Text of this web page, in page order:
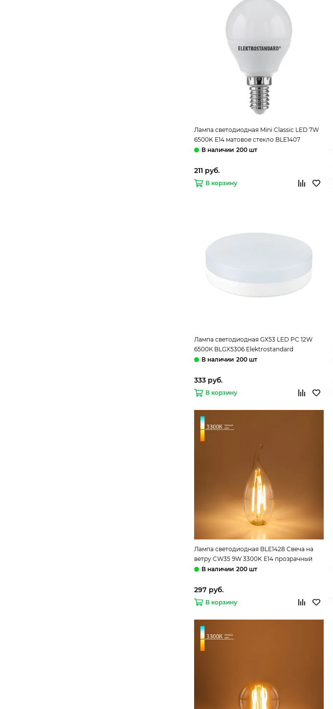
Лампа светодиодная Mini Classic LED 7W
6500K E14 матовое стекло BLE1407
Elektrostandard200 шт
211 руб.
В корзину
Лампа светодиодная GX53 LED PC 12W
6500К BLGX5306 Elektrostandard
200 шт
333 руб.
В корзину
Лампа светодиодная BLE1428 Свеча на
ветру CW35 9W 3300K E14 прозрачный
Elektrostandard200 шт
297 руб.
В корзину